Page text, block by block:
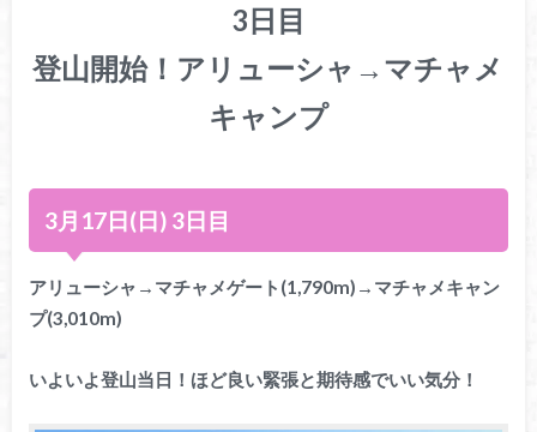
3日目
登山開始！アリューシャ→マチャメ
キャンプ
3月17日(日) 3日目
アリューシャ→マチャメゲート(1,790m)→マチャメキャン
プ(3,010m)
いよいよ登山当日！ほど良い緊張と期待感でいい気分！